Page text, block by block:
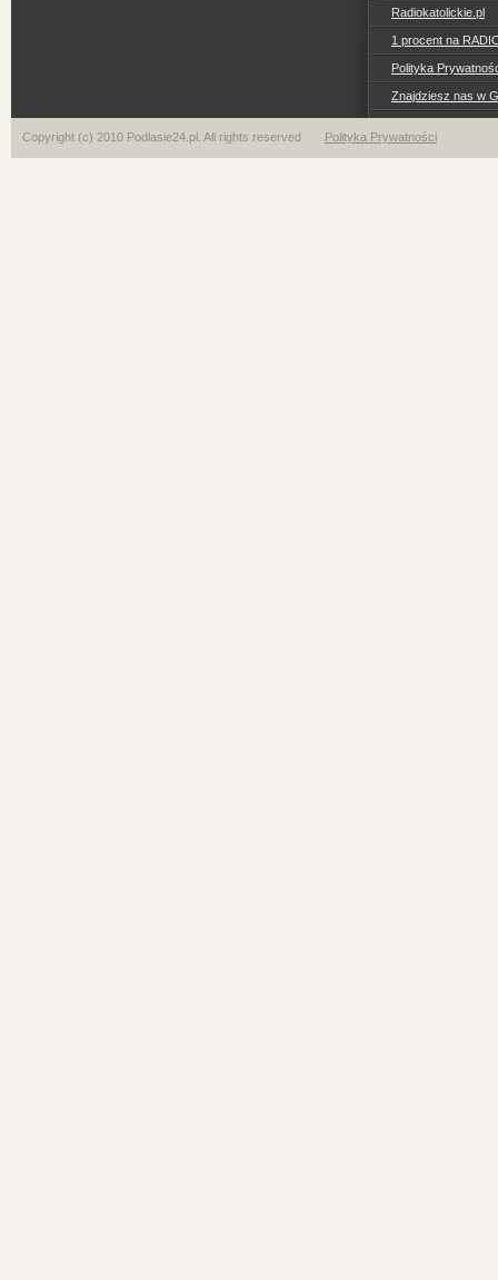
Radiokatolickie.pl
1 procent na
Polityka
Znajdziesz nas w
Copyright (c) 2010 Podlasie24.pl. All rights reserved Polityka Prywatności